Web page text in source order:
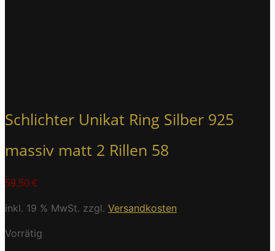
Schlichter Unikat Ring Silber 925
massiv matt 2 Rillen 58
59,50 €
inkl. 19 % MwSt. zzgl. Versandkosten
Vorrätig